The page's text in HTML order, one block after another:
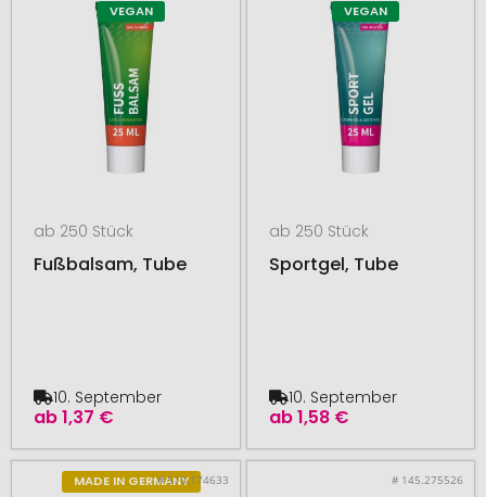
VEGAN
ab 250 Stück
Fußbalsam, Tube
ab1,37 €
10. September
VEGAN
ab 250 Stück
Sportgel, Tube
ab1,58 €
10. September
MADE IN GERMANY# 510.174633 # 145.275526